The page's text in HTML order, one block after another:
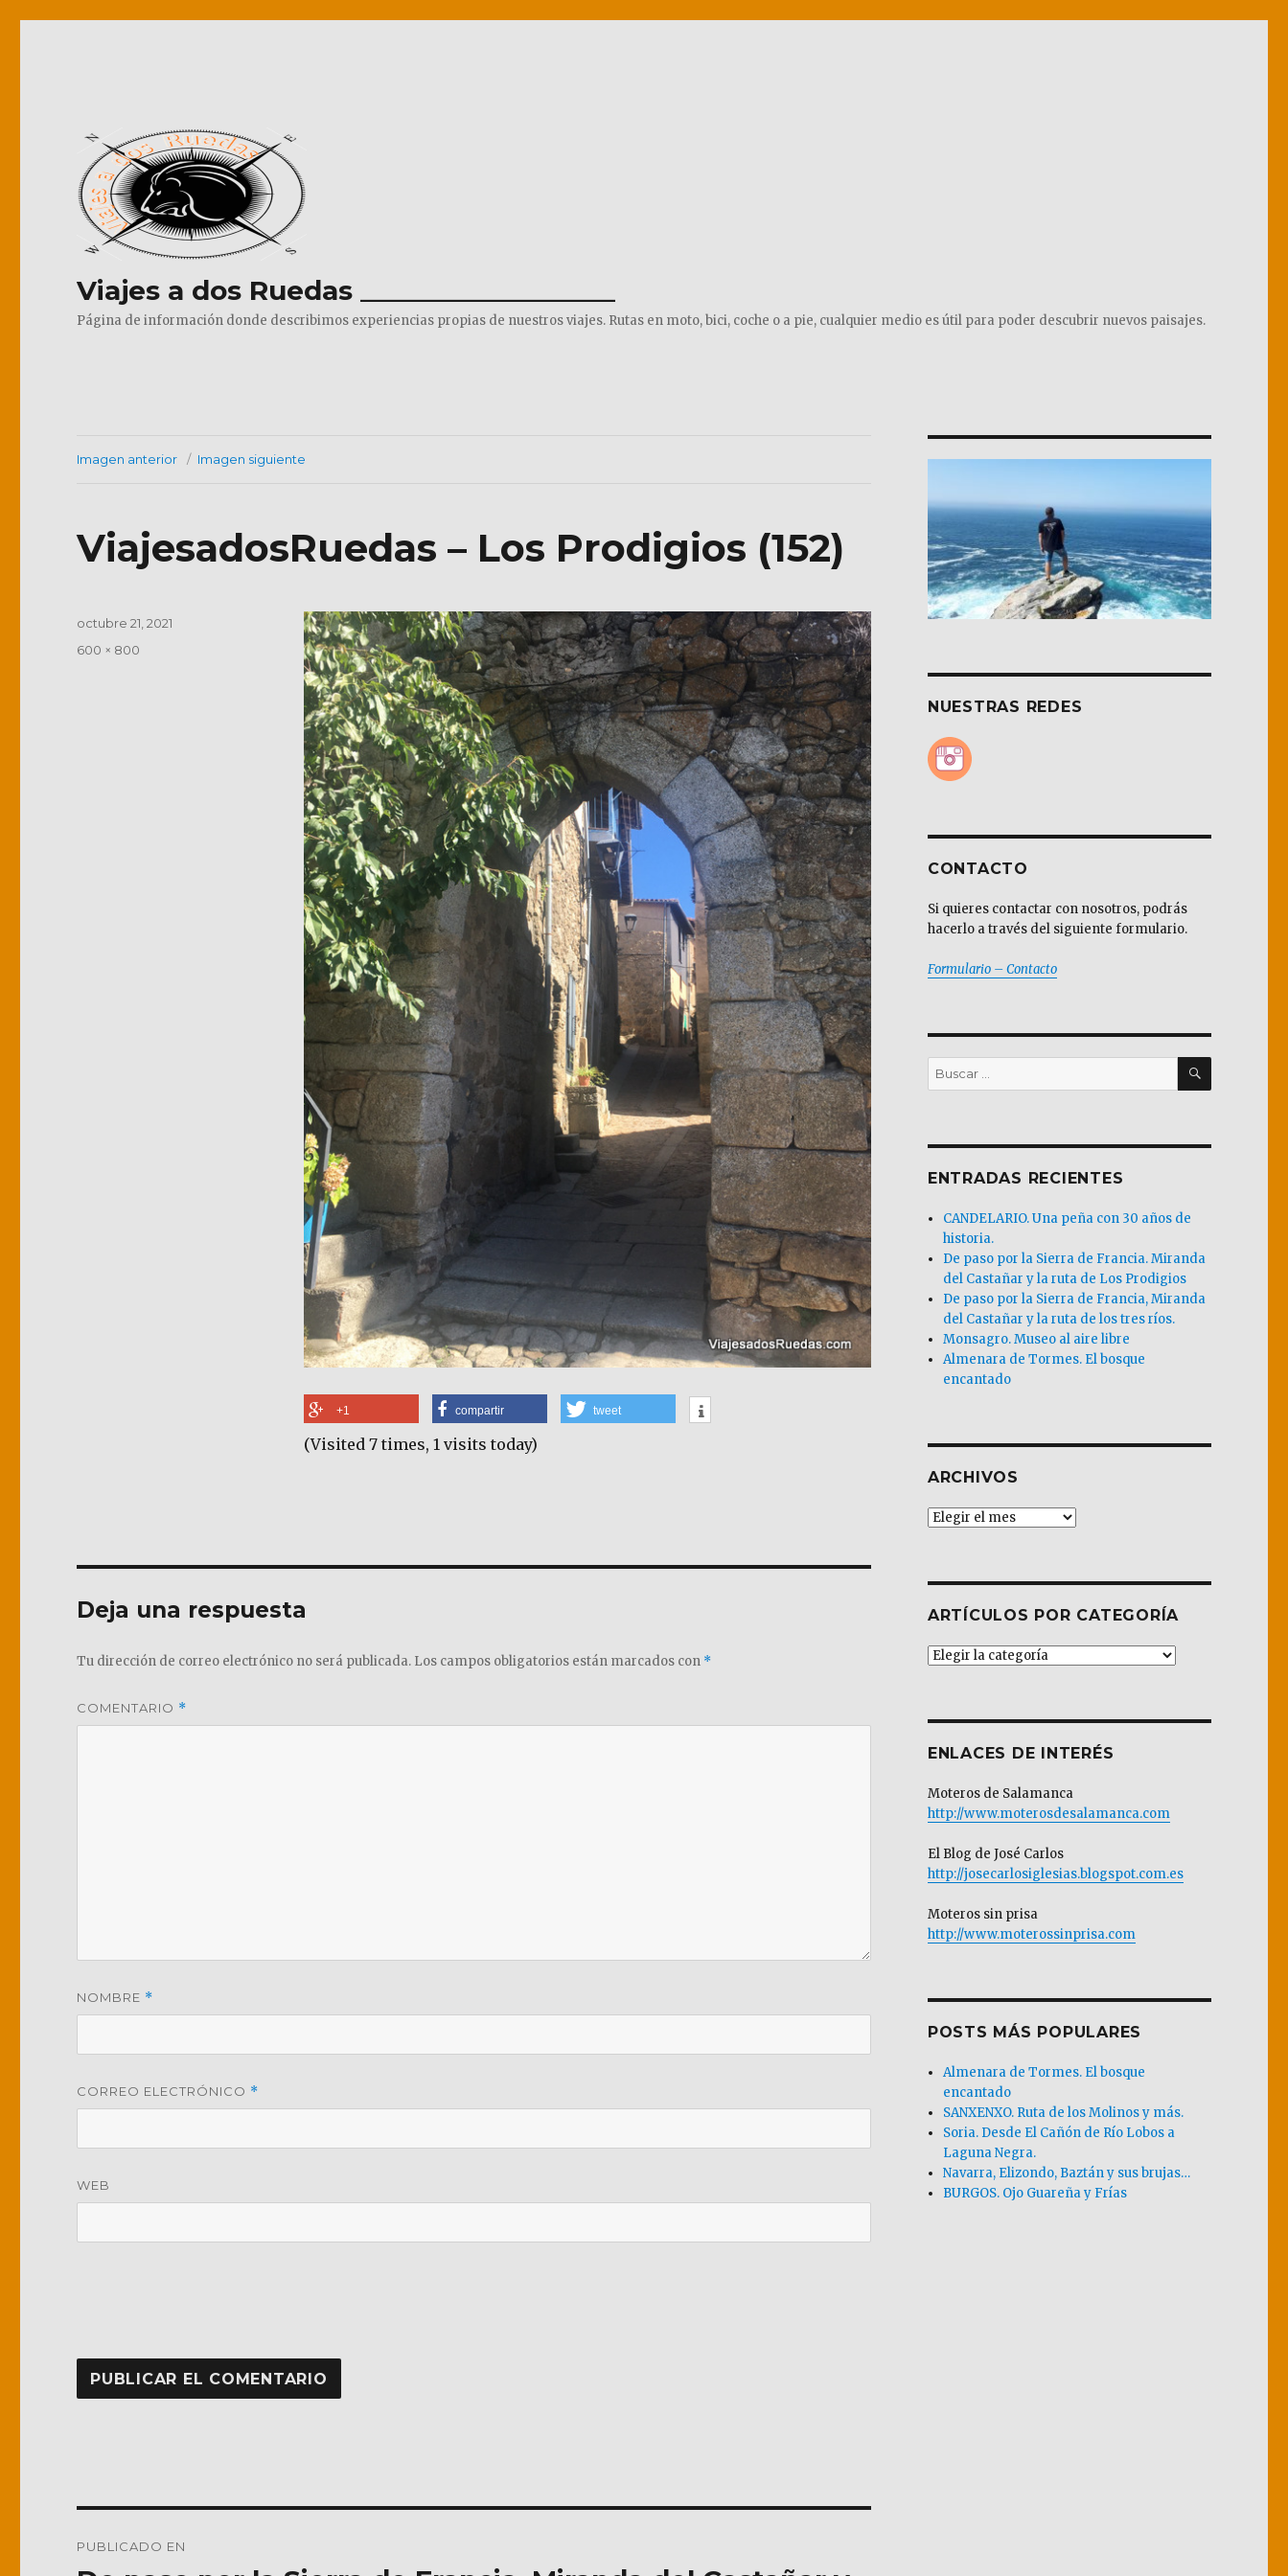
Viajes a dos Ruedas ___________________
Página de información donde describimos experiencias propias de nuestros viajes. Rutas en moto, bici, coche o a pie, cualquier medio es útil para poder descubrir nuevos paisajes.
Imagen anterior Imagen siguiente
ViajesadosRuedas – Los Prodigios (152)
+1 compartir tweet
(Visited 7 times, 1 visits today)
Publicado
octubre 21, 2021
Tamaño
600 × 800
Deja una respuesta
Tu dirección de correo electrónico no será publicada. Los campos obligatorios están marcados con *
COMENTARIO *
NOMBRE *
CORREO ELECTRÓNICO *
WEB
de
PUBLICADO EN
NUESTRAS REDES
CONTACTO
Si quieres contactar con nosotros, podrás
hacerlo a través del siguiente formulario.
Formulario – Contacto
Buscar
por:
BUSCAR
ENTRADAS RECIENTES
CANDELARIO. Una peña con 30 años de
historia.
De paso por la Sierra de Francia. Miranda
del Castañar y la ruta de Los Prodigios
De paso por la Sierra de Francia, Miranda
del Castañar y la ruta de los tres ríos.
Monsagro. Museo al aire libre
Almenara de Tormes. El bosque
encantado
ARCHIVOS
Archivos
ARTÍCULOS POR CATEGORÍA
Artículos
ENLACES DE INTERÉS
Moteros de Salamanca
http://www.moterosdesalamanca.com
El Blog de José Carlos
http://josecarlosiglesias.blogspot.com.es
Moteros sin prisa
http://www.moterossinprisa.com
POSTS MÁS POPULARES
Almenara de Tormes. El bosque
encantado
SANXENXO. Ruta de los Molinos y más.
Soria. Desde El Cañón de Río Lobos a
Laguna Negra.
Navarra, Elizondo, Baztán y sus brujas…
BURGOS. Ojo Guareña y Frías